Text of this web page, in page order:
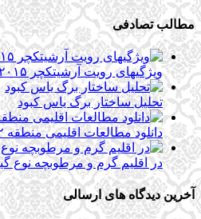
مطالب تصادفی
ویژگیهای رویت آرشیتکچر ۲۰۱۵
تحلیل ساختار برگ یاس کبود
دانلود مطالعات اقلیمی منطقه ۲۲ تهران
در اقلیم گرم و مرطوبچه نوع
آخرین دیدگاه های ارسالی